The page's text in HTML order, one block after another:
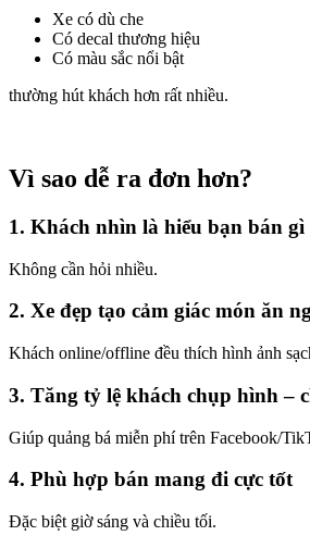
Xe có dù che
Có decal thương hiệu
Có màu sắc nổi bật
thường hút khách hơn rất nhiều.
Vì sao dễ ra đơn hơn?
1. Khách nhìn là hiểu bạn bán gì
Không cần hỏi nhiều.
2. Xe đẹp tạo cảm giác món ăn
Khách online/offline đều thích hình ảnh
3. Tăng tỷ lệ khách chụp hình –
Giúp quảng bá miễn phí trên Facebook/
4. Phù hợp bán mang đi cực tốt
Đặc biệt giờ sáng và chiều tối.